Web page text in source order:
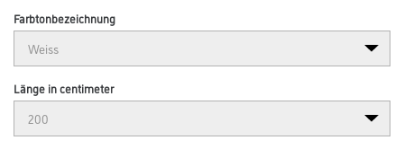
Farbtonbezeichnung
Länge in centimeter